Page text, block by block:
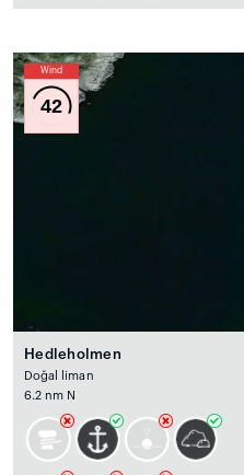
Wind
42
Hedleholmen
Doğal liman
6.2 nm N